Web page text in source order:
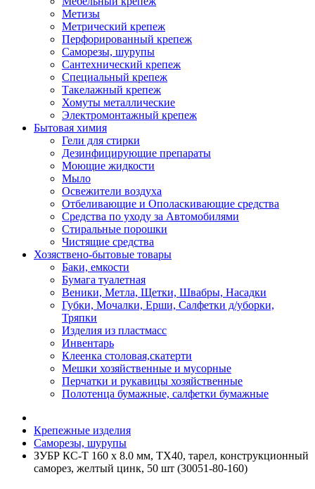
Метизы
Метрический крепеж
Перфорированный крепеж
Саморезы, шурупы
Сантехнический крепеж
Специальный крепеж
Такелажный крепеж
Хомуты металлические
Электромонтажный крепеж
Бытовая химия
Гели для стирки
Дезинфицирующие препараты
Моющие жидкости
Мыло
Освежители воздуха
Отбеливающие и Ополаскивающие средства
Средства по уходу за Автомобилями
Стиральные порошки
Чистящие средства
Хозяствено-бытовые товары
Баки, емкости
Бумага туалетная
Веники, Метла, Щетки, Швабры, Насадки
Губки, Мочалки, Ерши, Салфетки д/уборки,
Тряпки
Изделия из пластмасс
Инвентарь
Клеенка столовая,скатерти
Мешки хозяйственные и мусорные
Перчатки и рукавицы хозяйственные
Полотенца бумажные, салфетки бумажные
Крепежные изделия
Саморезы, шурупы
ЗУБР КС-Т 160 х 8.0 мм, TX40, тарел, конструкционный
саморез, желтый цинк, 50 шт (30051-80-160)